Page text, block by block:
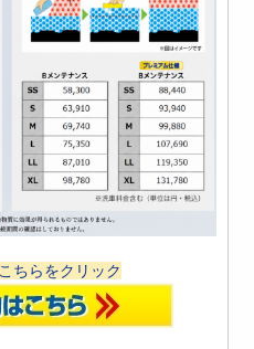
ちらをクリック